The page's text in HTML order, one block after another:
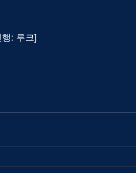
: 루크]